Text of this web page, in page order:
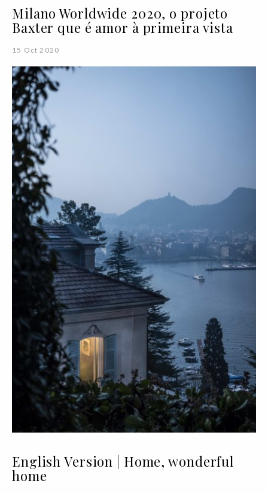
Milano Worldwide 2020, o projeto
Baxter que é amor à primeira vista
15 Oct 2020
English Version | Home, wonderful
home